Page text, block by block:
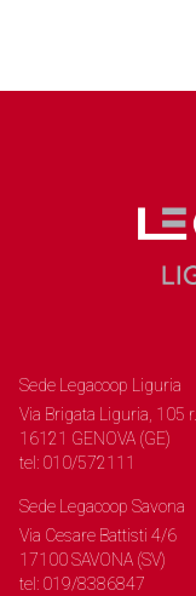
Sede Legacoop Liguria
Via Brigata Liguria, 105 r.
16121 GENOVA (GE)
tel: 010/572111
Sede Legacoop Savona
Via Cesare Battisti 4/6
17100 SAVONA (SV)
tel: 019/8386847